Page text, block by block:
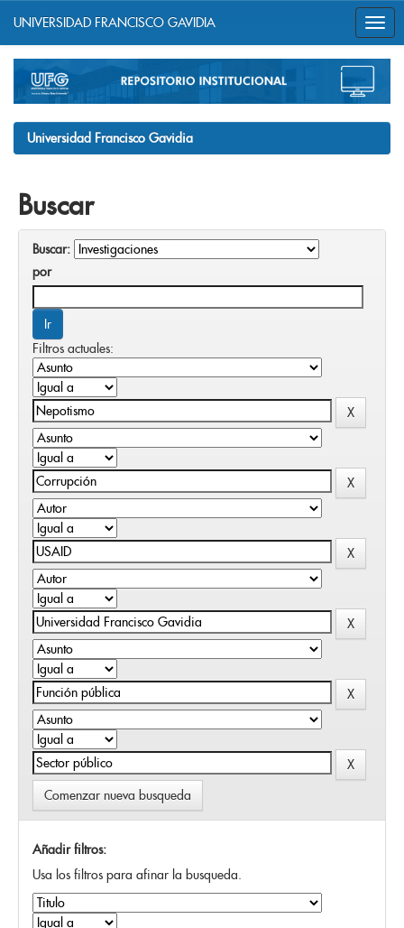
navigation
UNIVERSIDAD FRANCISCO GAVIDIA
Universidad Francisco Gavidia
Buscar
Buscar:
por
Filtros actuales:
Comenzar nueva busqueda
Añadir filtros:
Usa los filtros para afinar la busqueda.